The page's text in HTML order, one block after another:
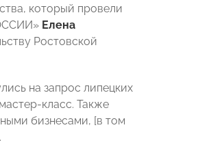
который провели
Елена
Ростовской
на запрос липецких
класс. Также
бизнесами, [в том